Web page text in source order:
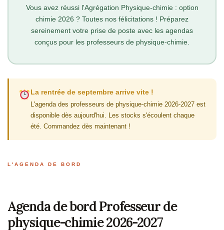
Vous avez réussi l'Agrégation Physique-chimie : option
chimie 2026 ? Toutes nos félicitations ! Préparez
sereinement votre prise de poste avec les agendas
conçus pour les professeurs de physique-chimie.
La rentrée de septembre arrive vite !
L'agenda des professeurs de physique-chimie 2026-2027 est
disponible dès aujourd'hui. Les stocks s'écoulent chaque
été. Commandez dès maintenant !
L'AGENDA DE BORD
Agenda de bord Professeur de
physique-chimie 2026-2027